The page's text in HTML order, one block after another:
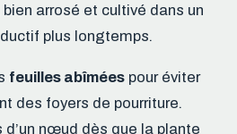
arrosé et cultivé dans un
plus longtemps.
feuilles abîméespour éviter
des foyers de pourriture.
nœud dès que la plante